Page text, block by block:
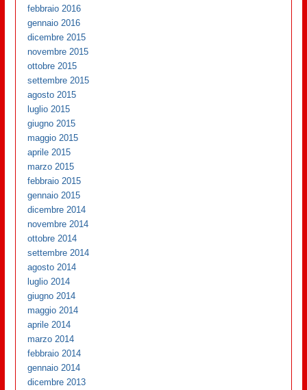
febbraio 2016
gennaio 2016
dicembre 2015
novembre 2015
ottobre 2015
settembre 2015
agosto 2015
luglio 2015
giugno 2015
maggio 2015
aprile 2015
marzo 2015
febbraio 2015
gennaio 2015
dicembre 2014
novembre 2014
ottobre 2014
settembre 2014
agosto 2014
luglio 2014
giugno 2014
maggio 2014
aprile 2014
marzo 2014
febbraio 2014
gennaio 2014
dicembre 2013